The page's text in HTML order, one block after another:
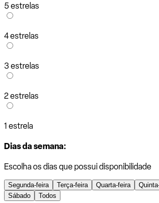
5 estrelas
4 estrelas
3 estrelas
2 estrelas
1 estrela
Dias da semana:
Escolha os dias que possui disponibilidade
Segunda-feira Terça-feira Quarta-feira
Sábado
Todos